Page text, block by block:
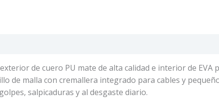
de cuero PU mate de alta calidad e interior de EVA
de malla con cremallera integrado para cables y
salpicaduras y al desgaste diario.